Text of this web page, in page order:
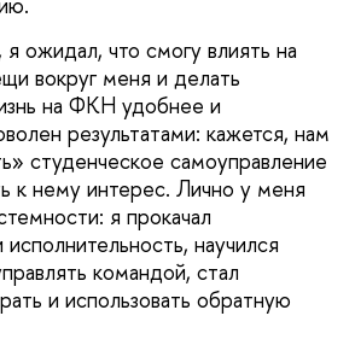
ожидал, что смогу влиять на
вокруг меня и делать
на ФКН удобнее и
результатами: кажется, нам
студенческое самоуправление
к нему интерес. Лично у меня
я прокачал
исполнительность, научился
командой, стал
и использовать обратную